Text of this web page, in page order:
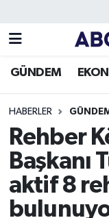
GÜNDEM
HABERLER
Rehber
Başkanı
aktif 8
Asayiş
Bilim ve
Süper Lig
Tüm